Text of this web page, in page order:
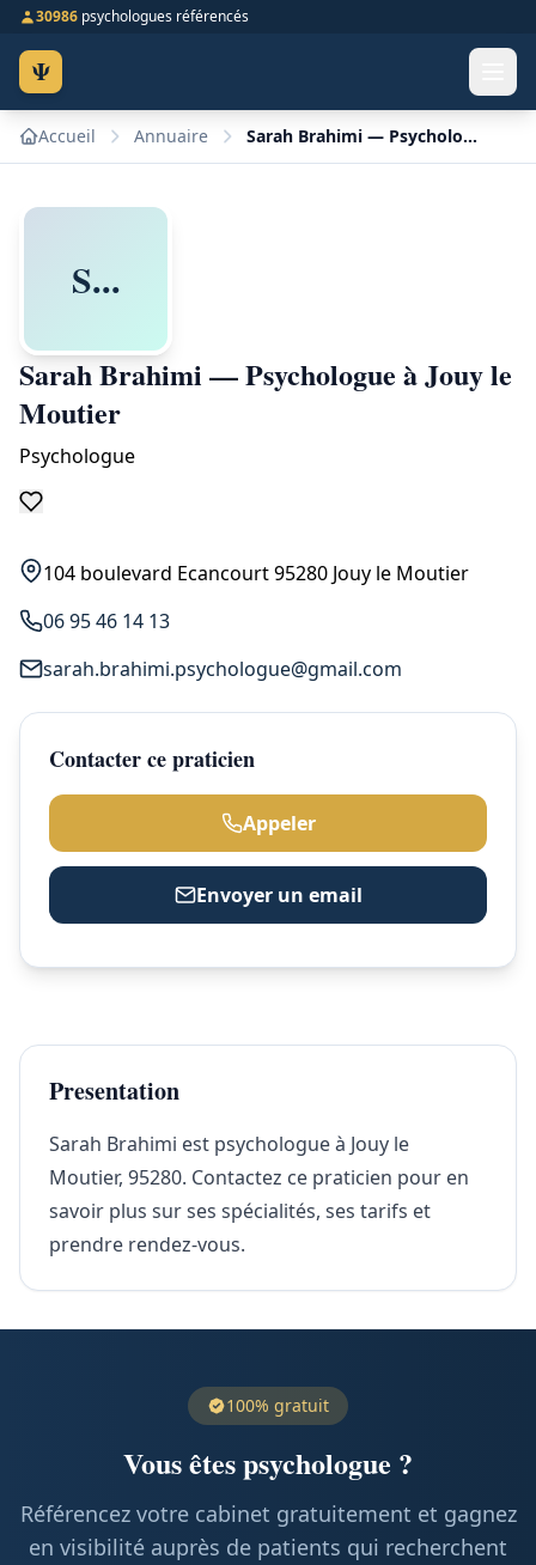
30986 psychologues référencés
Ψ
Accueil Annuaire Sarah Brahimi — Psychologue à Jouy le Moutier
S...
Sarah Brahimi — Psychologue à Jouy le
Moutier
Psychologue
104 boulevard Ecancourt 95280 Jouy le Moutier
06 95 46 14 13
sarah.brahimi.psychologue@gmail.com
Contacter ce praticien
Appeler
Envoyer un email
Presentation
Sarah Brahimi est psychologue à Jouy le
Moutier, 95280. Contactez ce praticien pour en
savoir plus sur ses spécialités, ses tarifs et
prendre rendez-vous.
100% gratuit
Vous êtes psychologue ?
Référencez votre cabinet gratuitement et gagnez
en visibilité auprès de patients qui recherchent